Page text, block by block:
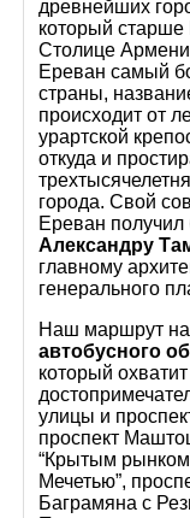
древнейших
который старше
Столице
Ереван самый
страны,
происходит от
урартской
откуда и
города. Свой
Ереван получил
Александру
главному
генерального
Наш маршрут
автобусного
который
улицы и
проспект
“Крытым
Мечетью”,
Баграмяна с